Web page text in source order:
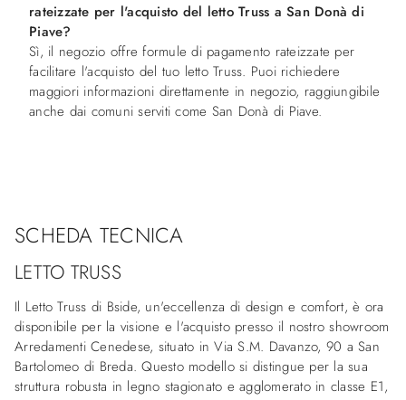
rateizzate per l'acquisto del letto Truss a San Donà di
Piave?
Sì, il negozio offre formule di pagamento rateizzate per
facilitare l'acquisto del tuo letto Truss. Puoi richiedere
maggiori informazioni direttamente in negozio, raggiungibile
anche dai comuni serviti come San Donà di Piave.
SCHEDA TECNICA
LETTO TRUSS
Il Letto Truss di Bside, un'eccellenza di design e comfort, è ora
disponibile per la visione e l'acquisto presso il nostro showroom
Arredamenti Cenedese, situato in Via S.M. Davanzo, 90 a San
Bartolomeo di Breda. Questo modello si distingue per la sua
struttura robusta in legno stagionato e agglomerato in classe E1,